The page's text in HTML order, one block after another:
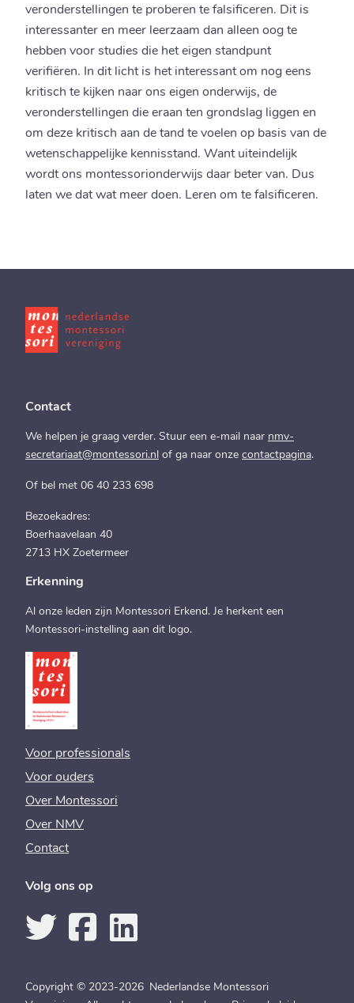
veronderstellingen te proberen te falsificeren. Dit is
interessanter en meer leerzaam dan alleen oog te
hebben voor studies die het eigen standpunt
verifiëren. In dit licht is het interessant om nog eens
kritisch te kijken naar ons eigen onderwijs, de
veronderstellingen die eraan ten grondslag liggen en
om deze kritisch aan de tand te voelen op basis van de
wetenschappelijke kennisstand. Want uiteindelijk
wordt ons montessorionderwijs daar beter van. Dus
laten we dat wat meer doen. Leren om te falsificeren.
Contact
We helpen je graag verder. Stuur een e-mail naar nmv-
secretariaat@montessori.nl of ga naar onze contactpagina.
Of bel met 06 40 233 698
Bezoekadres:
Boerhaavelaan 40
2713 HX Zoetermeer
Erkenning
Al onze leden zijn Montessori Erkend. Je herkent een
Montessori-instelling aan dit logo.
Voor professionals
Voor ouders
Over Montessori
Over NMV
Contact
Volg ons op
Copyright © 2023-2026 Nederlandse Montessori